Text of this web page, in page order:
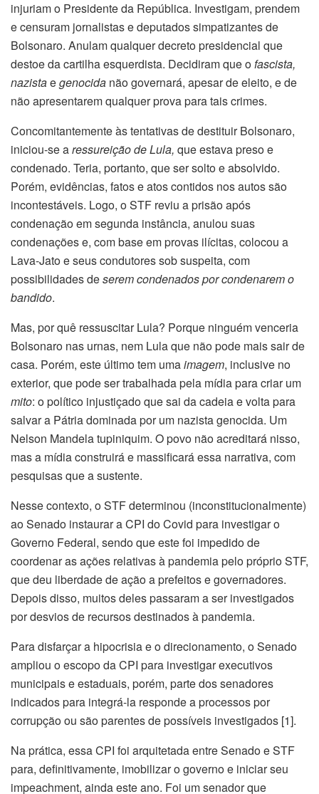
injuriam o Presidente da República. Investigam, prendem
e censuram jornalistas e deputados simpatizantes de
Bolsonaro. Anulam qualquer decreto presidencial que
destoe da cartilha esquerdista. Decidiram que ofascista,
nazistaegenocida não governará, apesar de eleito, e de
não apresentarem qualquer prova para tais crimes.
Concomitantemente às tentativas de destituir Bolsonaro,
iniciou-se aressureição de Lula, que estava preso e
condenado. Teria, portanto, que ser solto e absolvido.
Porém, evidências, fatos e atos contidos nos autos são
incontestáveis. Logo, o STF reviu a prisão após
condenação em segunda instância, anulou suas
condenações e, com base em provas ilícitas, colocou a
Lava-Jato e seus condutores sob suspeita, com
possibilidades deserem condenados por condenarem o
bandido.
Mas, por quê ressuscitar Lula? Porque ninguém venceria
Bolsonaro nas urnas, nem Lula que não pode mais sair de
casa. Porém, este último tem umaimagem, inclusive no
exterior, que pode ser trabalhada pela mídia para criar um
mito: o político injustiçado que sai da cadeia e volta para
salvar a Pátria dominada por um nazista genocida. Um
Nelson Mandela tupiniquim. O povo não acreditará nisso,
mas a mídia construirá e massificará essa narrativa, com
pesquisas que a sustente.
Nesse contexto, o STF determinou (inconstitucionalmente)
ao Senado instaurar a CPI do Covid para investigar o
Governo Federal, sendo que este foi impedido de
coordenar as ações relativas à pandemia pelo próprio STF,
que deu liberdade de ação a prefeitos e governadores.
Depois disso, muitos deles passaram a ser investigados
por desvios de recursos destinados à pandemia.
Para disfarçar a hipocrisia e o direcionamento, o Senado
ampliou o escopo da CPI para investigar executivos
municipais e estaduais, porém, parte dos senadores
indicados para integrá-la responde a processos por
corrupção ou são parentes de possíveis investigados [1].
Na prática, essa CPI foi arquitetada entre Senado e STF
para, definitivamente, imobilizar o governo e iniciar seu
impeachment, ainda este ano. Foi um senador que